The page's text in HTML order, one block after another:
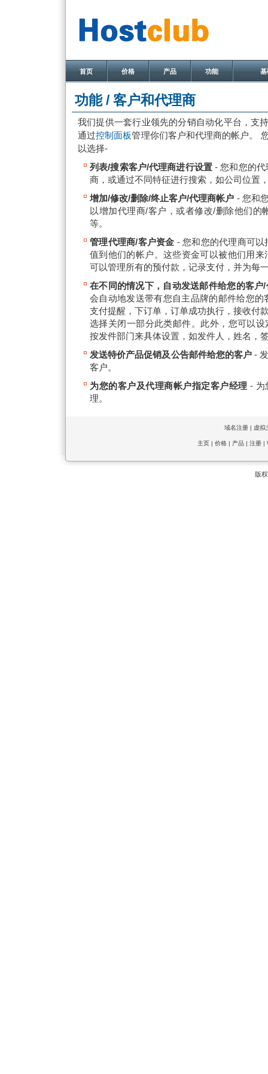
首页 价格 产品 功能 基
功能 / 客户和代理商
我们提供一套行业领先的分销自动化平台，支
通过控制面板管理你们客户和代理商的帐户。
以选择-
列表/搜索客户/代理商进行设置 - 您和您的
商，或通过不同特征进行搜索，如公司位置
增加/修改/删除/终止客户/代理商帐户 - 您和
以增加代理商/客户，或者修改/删除他们的
等。
管理代理商/客户资金 - 您和您的代理商可
值到他们的帐户。这些资金可以被他们用
可以管理所有的预付款，记录支付，并为每
在不同的情况下，自动发送邮件给您的客户
会自动地发送带有您自主品牌的邮件给您
支付提醒，下订单，订单成功执行，接收付
选择关闭一部分此类邮件。此外，您可以
按发件部门来具体设置，如发件人，姓名，
发送特价产品促销及公告邮件给您的客户 -
客户。
为您的客户及代理商帐户指定客户经理 - 为
理。
域名注册 | 虚拟
主页 | 价格 | 产品 | 注册 |
版